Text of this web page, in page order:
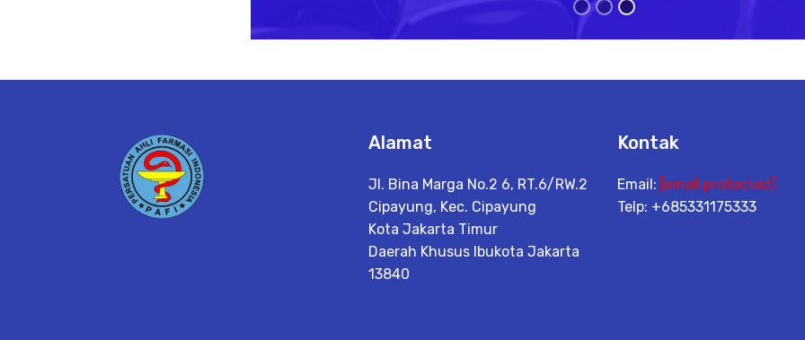
Alamat
Jl. Bina Marga No.2 6, RT.6/RW.2
Cipayung, Kec. Cipayung
Kota Jakarta Timur
Daerah Khusus Ibukota Jakarta
13840
Kontak
Email: [email protected]
Telp: +685331175333